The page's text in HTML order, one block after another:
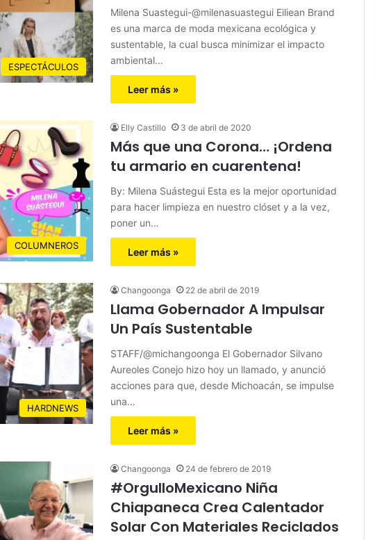
ESPECTÁCULOS
Milena Suastegui-@milenasuastegui Eiliean Brand
es una marca de moda mexicana ecológica y
sustentable, la cual busca minimizar el impacto
ambiental…
Leer más »
COLUMNEROS
Elly Castillo 3 de abril de 2020
Más que una Corona… ¡Ordena
tu armario en cuarentena!
By: Milena Suástegui Esta es la mejor oportunidad
para hacer limpieza en nuestro clóset y a la vez,
poner un…
Leer más »
HARDNEWS
Changoonga 22 de abril de 2019
Llama Gobernador A Impulsar
Un País Sustentable
STAFF/@michangoonga El Gobernador Silvano
Aureoles Conejo hizo hoy un llamado, y anunció
acciones para que, desde Michoacán, se impulse
una…
Leer más »
Changoonga 24 de febrero de 2019
#OrgulloMexicano Niña
Chiapaneca Crea Calentador
Solar Con Materiales Reciclados